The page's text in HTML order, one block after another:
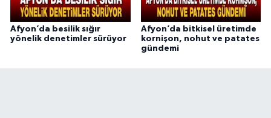
Afyon’da besilik sığır
yönelik denetimler sürüyor
Afyon’da bitkisel üretimde
kornişon, nohut ve patates
gündemi